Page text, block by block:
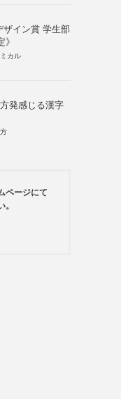
ザイン賞 学生部
カル
発感じる漢字
ページにて
。